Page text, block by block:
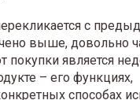
с
выше, довольно
покупки является
– его функциях,
способах